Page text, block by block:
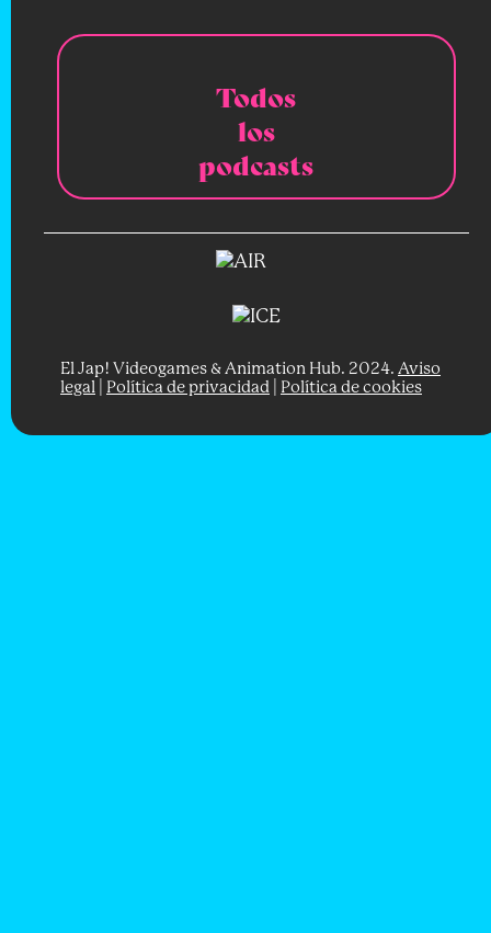
Todos
los
podcasts
El Jap! Videogames & Animation Hub. 2024. Aviso
legal
Política de privacidad Política de cookies